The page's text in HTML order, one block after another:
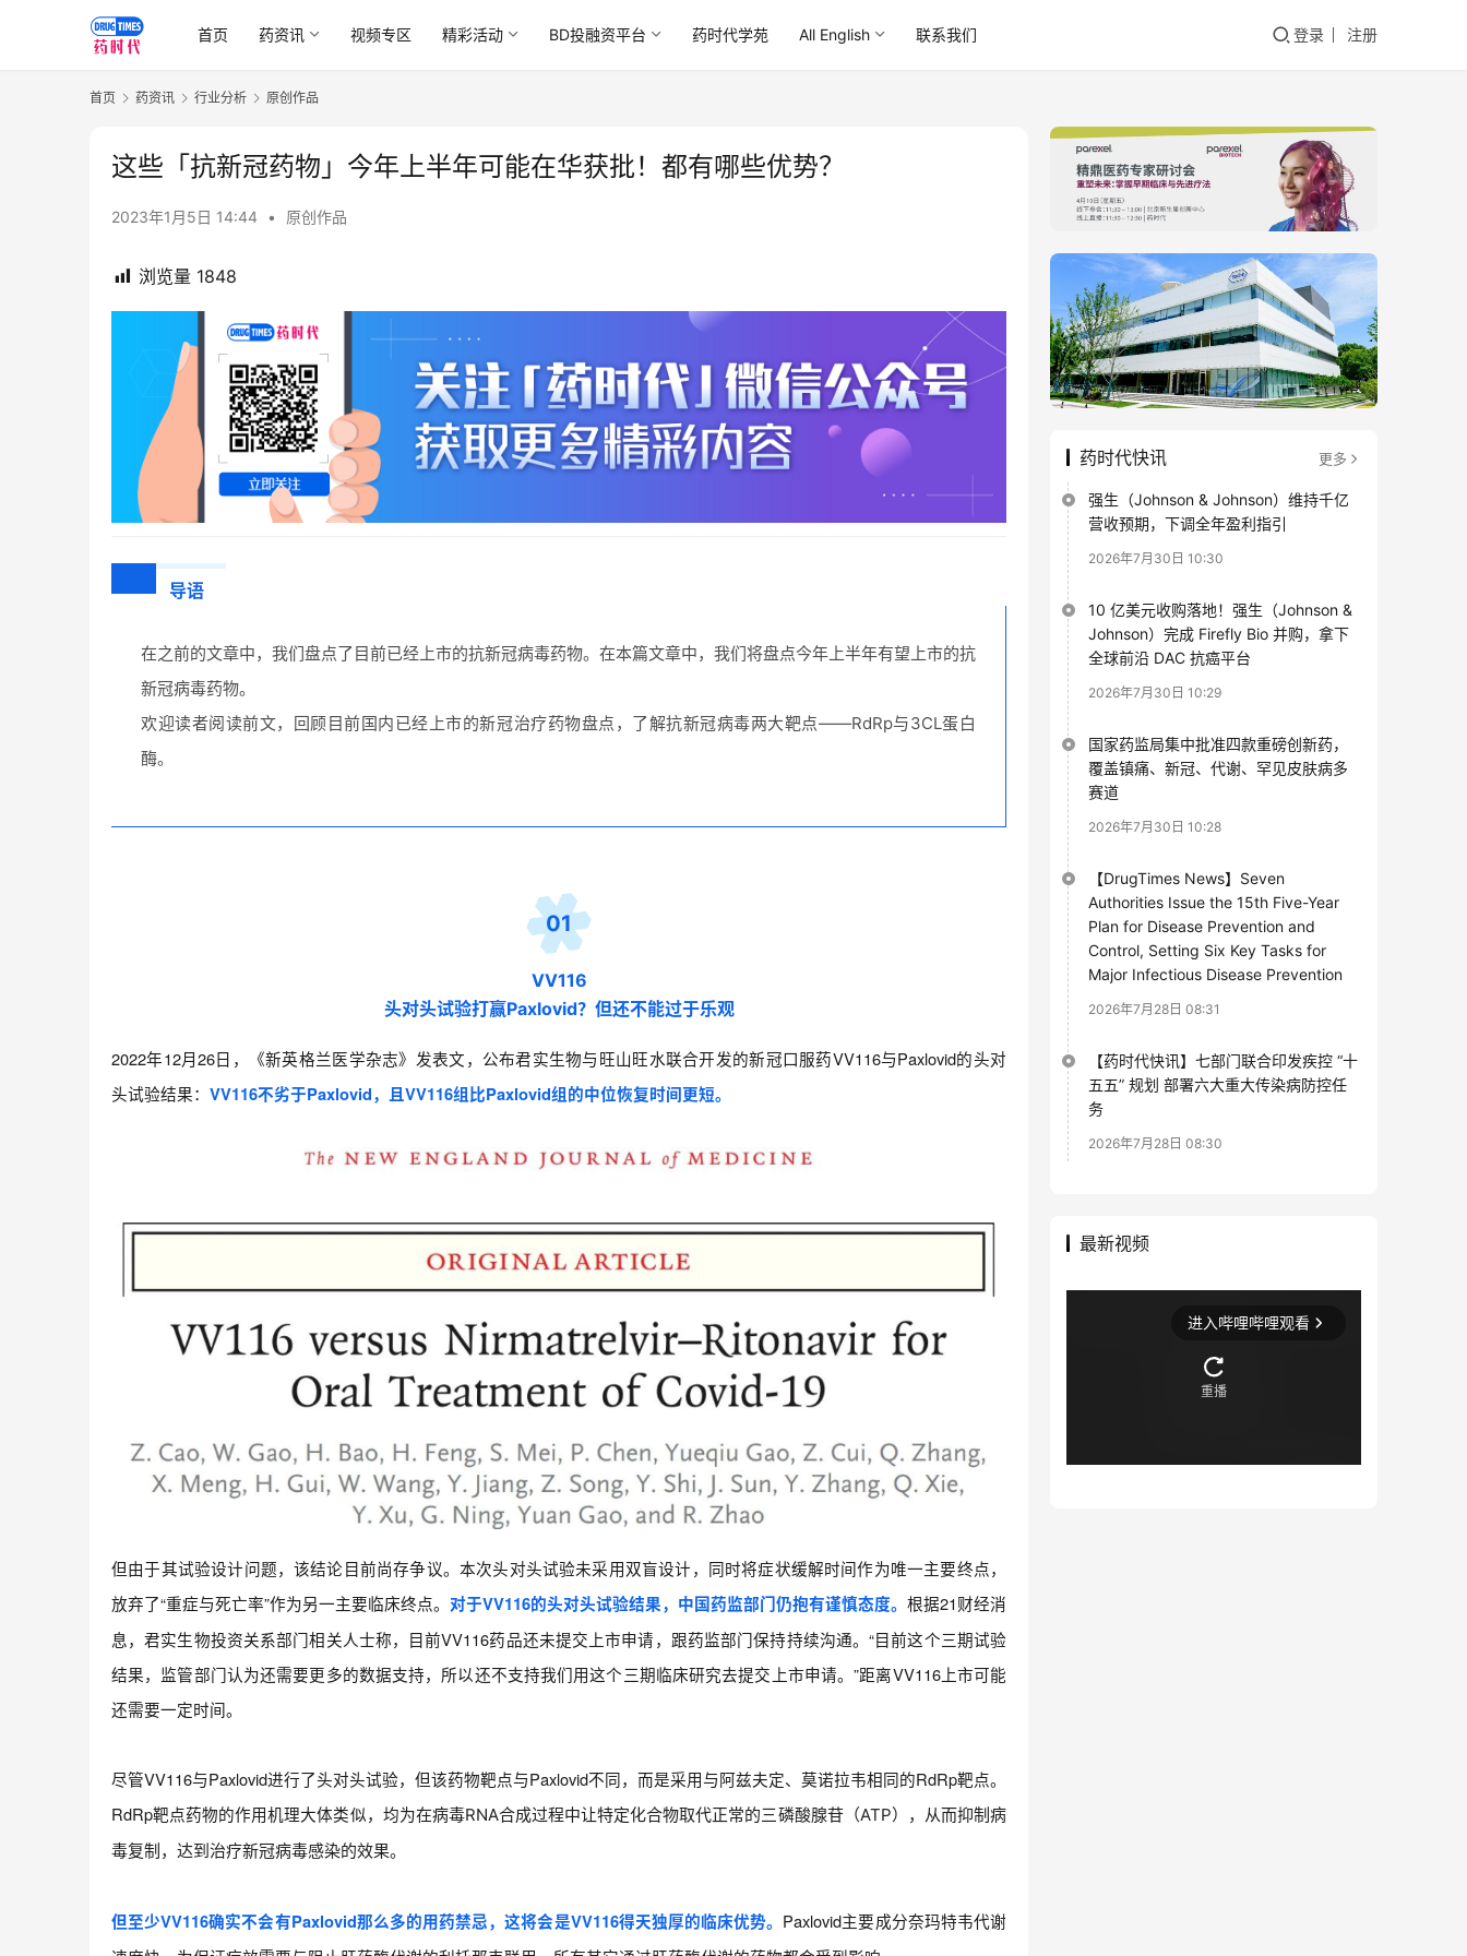
首页 药资讯 视频专区 精彩活动 BD投融资平台 药时代学苑 All English 联系我们 登录 注册
首页 药资讯 行业分析 原创作品
这些「抗新冠药物」今年上半年可能在华获批！都有哪些优势？
2023年1月5日 14:44 • 原创作品
浏览量 1848
导语
在之前的文章中，我们盘点了目前已经上市的抗新冠病毒药物。在本篇文章中，我们将盘点今年上半年有望上市的抗
新冠病毒药物。
欢迎读者阅读前文，回顾目前国内已经上市的新冠治疗药物盘点，了解抗新冠病毒两大靶点——RdRp与3CL蛋白
酶。
01
VV116
头对头试验打赢Paxlovid？但还不能过于乐观
2022年12月26日，《新英格兰医学杂志》发表文，公布君实生物与旺山旺水联合开发的新冠口服药VV116与Paxlovid的头对
头试验结果： VV116不劣于Paxlovid，且VV116组比Paxlovid组的中位恢复时间更短。
但由于其试验设计问题，该结论目前尚存争议。本次头对头试验未采用双盲设计，同时将症状缓解时间作为唯一主要终点，
放弃了“重症与死亡率”作为另一主要临床终点。 对于VV116的头对头试验结果，中国药监部门仍抱有谨慎态度。 根据21财经消
息，君实生物投资关系部门相关人士称，目前VV116药品还未提交上市申请，跟药监部门保持持续沟通。“目前这个三期试验
结果，监管部门认为还需要更多的数据支持，所以还不支持我们用这个三期临床研究去提交上市申请。”距离VV116上市可能
还需要一定时间。
尽管VV116与Paxlovid进行了头对头试验，但该药物靶点与Paxlovid不同，而是采用与阿兹夫定、莫诺拉韦相同的RdRp靶点。
RdRp靶点药物的作用机理大体类似，均为在病毒RNA合成过程中让特定化合物取代正常的三磷酸腺苷（ATP），从而抑制病
毒复制，达到治疗新冠病毒感染的效果。
但至少VV116确实不会有Paxlovid那么多的用药禁忌，这将会是VV116得天独厚的临床优势。 Paxlovid主要成分奈玛特韦代谢
药时代快讯 更多
强生（Johnson & Johnson）维持千亿
营收预期，下调全年盈利指引
2026年7月30日 10:30
10 亿美元收购落地！强生（Johnson &
Johnson）完成 Firefly Bio 并购，拿下
全球前沿 DAC 抗癌平台
2026年7月30日 10:29
国家药监局集中批准四款重磅创新药，
覆盖镇痛、新冠、代谢、罕见皮肤病多
赛道
2026年7月30日 10:28
【DrugTimes News】Seven
Authorities Issue the 15th Five-Year
Plan for Disease Prevention and
Control, Setting Six Key Tasks for
Major Infectious Disease Prevention
2026年7月28日 08:31
【药时代快讯】七部门联合印发疾控 “十
五五” 规划 部署六大重大传染病防控任
务
2026年7月28日 08:30
最新视频